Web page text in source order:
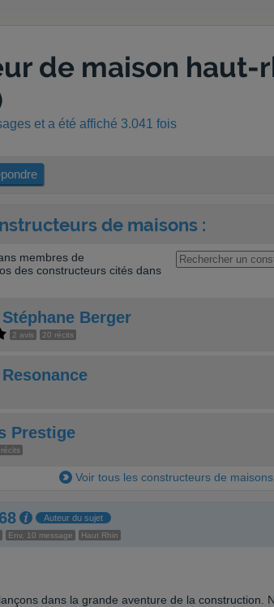
de maison haut-
et a été affiché 3.041 fois
de maisons :
membres de
des constructeurs cités dans
Berger
2 avis 20 récits
Prestige
Voir tous les constructeurs de
Auteur du sujet
Env. 10 message Haut Rhin
dans la grande aventure de la construction.